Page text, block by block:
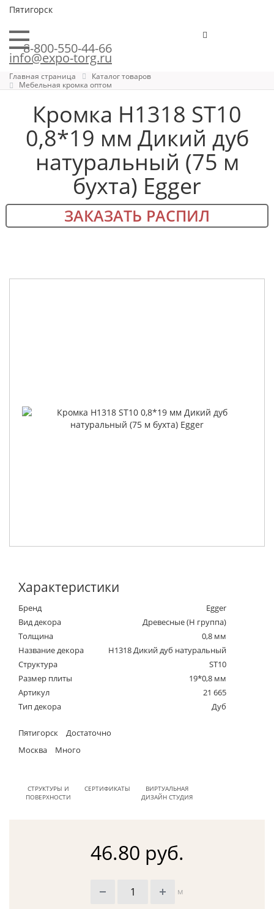
Пятигорск
8-800-550-44-66
info@expo-torg.ru
Главная страница
Каталог товаров
Мебельная кромка оптом
Кромка H1318 ST10
0,8*19 мм Дикий дуб
натуральный (75 м
бухта) Egger
ЗАКАЗАТЬ РАСПИЛ
Характеристики
Бренд
Egger
Вид декора
Древесные (Н группа)
Толщина
0,8 мм
Название декора
H1318 Дикий дуб натуральный
Структура
ST10
Размер плиты
19*0,8 мм
Артикул
21 665
Тип декора
Дуб
Пятигорск
Достаточно
Москва
Много
СТРУКТУРЫ И
ПОВЕРХНОСТИ
СЕРТИФИКАТЫ
ВИРТУАЛЬНАЯ
ДИЗАЙН СТУДИЯ
46.80 руб.
м